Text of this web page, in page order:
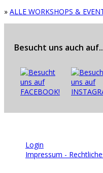
» ALLE WORKSHOPS &
Besucht uns auch
Login
Impressum -